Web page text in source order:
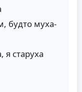
будто муха-
я старуха